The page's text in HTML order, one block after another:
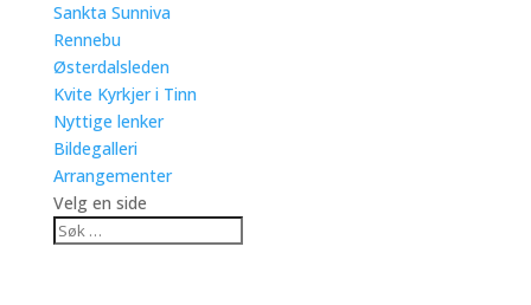
Sankta Sunniva
Rennebu
Østerdalsleden
Kvite Kyrkjer i Tinn
Nyttige lenker
Bildegalleri
Arrangementer
Velg en side